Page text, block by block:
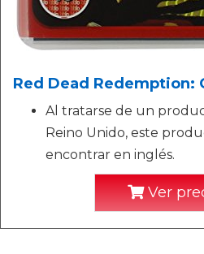
Red Dead Redemption:
Al tratarse de un
Reino Unido, este
encontrar en inglés.
Ver